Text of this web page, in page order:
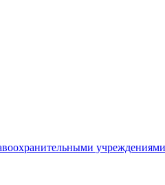
учреждениями